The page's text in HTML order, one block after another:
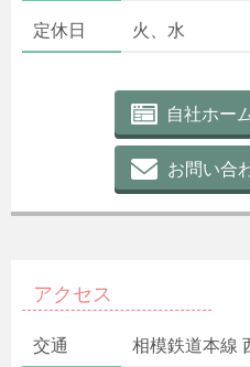
定休日 火、水
自社ホー
お問い合
アクセス
交通 相模鉄道本線